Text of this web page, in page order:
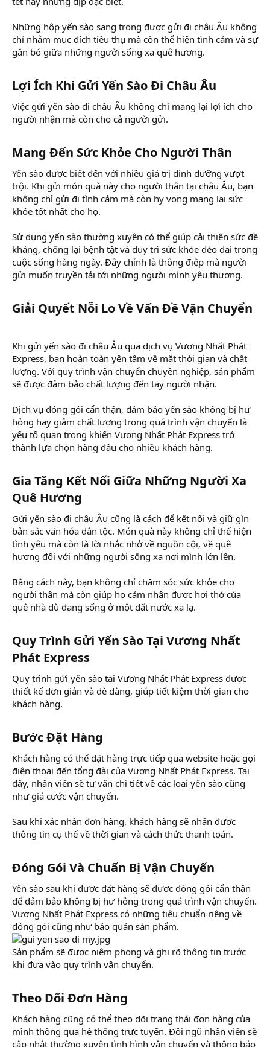
Những hộp yến sào sang trọng được gửi đi châu Âu không
chỉ nhằm mục đích tiêu thụ mà còn thể hiện tình cảm và sự
gắn bó giữa những người sống xa quê hương.
Lợi Ích Khi Gửi Yến Sào Đi Châu Âu​
Việc gửi yến sào đi châu Âu không chỉ mang lại lợi ích cho
người nhận mà còn cho cả người gửi.
Mang Đến Sức Khỏe Cho Người Thân​
Yến sào được biết đến với nhiều giá trị dinh dưỡng vượt
trội. Khi gửi món quà này cho người thân tại châu Âu, bạn
không chỉ gửi đi tình cảm mà còn hy vọng mang lại sức
khỏe tốt nhất cho họ.
Sử dụng yến sào thường xuyên có thể giúp cải thiện sức đề
kháng, chống lại bệnh tật và duy trì sức khỏe dẻo dai trong
cuộc sống hàng ngày. Đây chính là thông điệp mà người
gửi muốn truyền tải tới những người mình yêu thương.
Giải Quyết Nỗi Lo Về Vấn Đề Vận Chuyển​
Khi gửi yến sào đi châu Âu qua dịch vụ Vương Nhất Phát
Express, bạn hoàn toàn yên tâm về mặt thời gian và chất
lượng. Với quy trình vận chuyển chuyên nghiệp, sản phẩm
sẽ được đảm bảo chất lượng đến tay người nhận.
Dịch vụ đóng gói cẩn thận, đảm bảo yến sào không bị hư
hỏng hay giảm chất lượng trong quá trình vận chuyển là
yếu tố quan trọng khiến Vương Nhất Phát Express trở
thành lựa chọn hàng đầu cho nhiều khách hàng.
Gia Tăng Kết Nối Giữa Những Người Xa
Quê Hương​
Gửi yến sào đi châu Âu cũng là cách để kết nối và giữ gìn
bản sắc văn hóa dân tộc. Món quà này không chỉ thể hiện
tình yêu mà còn là lời nhắc nhở về nguồn cội, về quê
hương đối với những người sống xa nơi mình lớn lên.
Bằng cách này, bạn không chỉ chăm sóc sức khỏe cho
người thân mà còn giúp họ cảm nhận được hơi thở của
quê nhà dù đang sống ở một đất nước xa lạ.
Quy Trình Gửi Yến Sào Tại Vương Nhất
Phát Express​
Quy trình gửi yến sào tại Vương Nhất Phát Express được
thiết kế đơn giản và dễ dàng, giúp tiết kiệm thời gian cho
khách hàng.
Bước Đặt Hàng​
Khách hàng có thể đặt hàng trực tiếp qua website hoặc gọi
điện thoại đến tổng đài của Vương Nhất Phát Express. Tại
đây, nhân viên sẽ tư vấn chi tiết về các loại yến sào cũng
như giá cước vận chuyển.
Sau khi xác nhận đơn hàng, khách hàng sẽ nhận được
thông tin cụ thể về thời gian và cách thức thanh toán.
Đóng Gói Và Chuẩn Bị Vận Chuyển​
Yến sào sau khi được đặt hàng sẽ được đóng gói cẩn thận
để đảm bảo không bị hư hỏng trong quá trình vận chuyển.
Vương Nhất Phát Express có những tiêu chuẩn riêng về
đóng gói cũng như bảo quản sản phẩm.
Sản phẩm sẽ được niêm phong và ghi rõ thông tin trước
khi đưa vào quy trình vận chuyển.
Theo Dõi Đơn Hàng​
Khách hàng cũng có thể theo dõi trạng thái đơn hàng của
mình thông qua hệ thống trực tuyến. Đội ngũ nhân viên sẽ
cập nhật thường xuyên tình hình vận chuyển và thông báo